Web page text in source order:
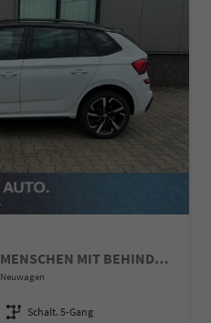
Selection *ANGEBOT FÜR MENSCHEN MIT BEHINDERUNG AB 50%! 1.0 TSI 95PS, Klimaanlage, Sitzheizung, Parksensoren hinten, LED-Scheinwerfer, Tempomat, Infotainment 8", Virtual Cockpit Nebelscheinwerfer, Dachreling
Neuwagen
Getriebe Schalt. 5-Gang